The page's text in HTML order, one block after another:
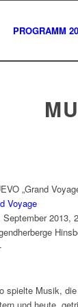
PROGRAMM
„Grand
Voyage
2013,
spielte Musik,